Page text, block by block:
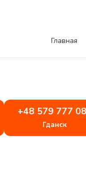
Главная
+48 579 777
Гданск